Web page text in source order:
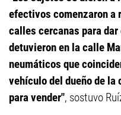
efectivos comenzaron a
calles cercanas para
detuvieron en la calle
neumáticos que
vehículo del dueño de la
para vender", sostuvo